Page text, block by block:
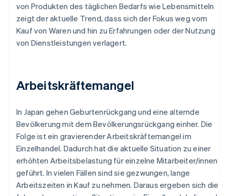
von Produkten des täglichen Bedarfs wie Lebensmitteln
zeigt der aktuelle Trend, dass sich der Fokus weg vom
Kauf von Waren und hin zu Erfahrungen oder der Nutzung
von Dienstleistungen verlagert.
Arbeitskräftemangel
In Japan gehen Geburtenrückgang und eine alternde
Bevölkerung mit dem Bevölkerungsrückgang einher. Die
Folge ist ein gravierender Arbeitskräftemangel im
Einzelhandel. Dadurch hat die aktuelle Situation zu einer
erhöhten Arbeitsbelastung für einzelne Mitarbeiter/innen
geführt. In vielen Fällen sind sie gezwungen, lange
Arbeitszeiten in Kauf zu nehmen. Daraus ergeben sich die